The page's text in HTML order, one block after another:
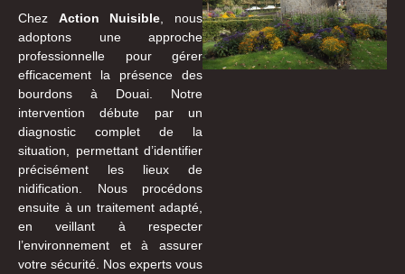
Chez Action Nuisible , nous
adoptons une approche
professionnelle pour gérer
efficacement la présence des
bourdons à Douai. Notre
intervention débute par un
diagnostic complet de la
situation, permettant d’identifier
précisément les lieux de
nidification. Nous procédons
ensuite à un traitement adapté,
en veillant à respecter
l’environnement et à assurer
votre sécurité. Nos experts vous